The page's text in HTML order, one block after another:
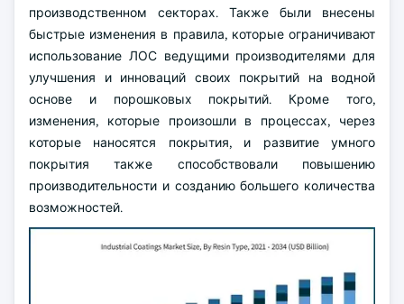
производственном секторах. Также были внесены
быстрые изменения в правила, которые ограничивают
использование ЛОС ведущими производителями для
улучшения и инноваций своих покрытий на водной
основе и порошковых покрытий. Кроме того,
изменения, которые произошли в процессах, через
которые наносятся покрытия, и развитие умного
покрытия также способствовали повышению
производительности и созданию большего количества
возможностей.